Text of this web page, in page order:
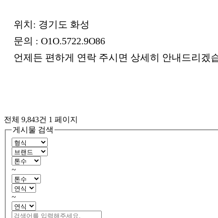
위치: 경기도 화성
문의 : O1O.5722.9O86
언제든 편하게 연락 주시면 상세히 안내드리겠
전체 9,843건 1 페이지
게시물 검색
~
~